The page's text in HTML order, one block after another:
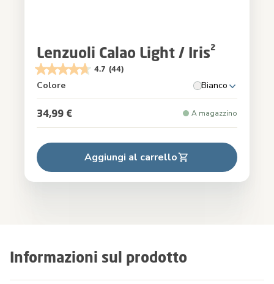
Informazioni sul prodotto
Lenzuoli Calao Light / Iris²
4.7 (44)
Colore Bianco
34,99 € A magazzino
Aggiungi al carrello